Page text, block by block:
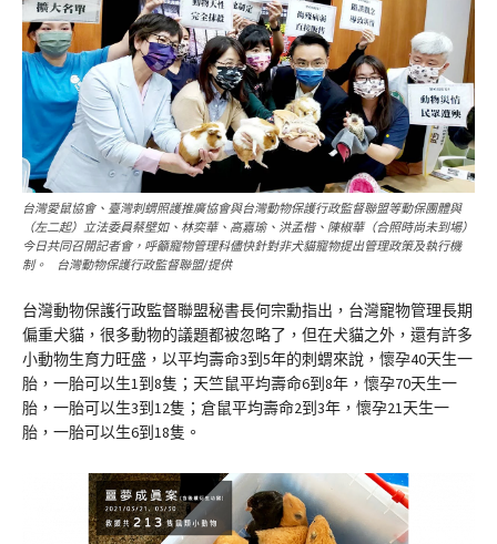
台灣愛鼠協會、臺灣刺蝟照護推廣協會與台灣動物保護行政監督聯盟等動保團體與
（左二起）立法委員蔡壁如、林奕華、高嘉瑜、洪孟楷、陳椒華（合照時尚未到場）
今日共同召開記者會，呼籲寵物管理科儘快針對非犬貓寵物提出管理政策及執行機
制。 台灣動物保護行政監督聯盟/提供
台灣動物保護行政監督聯盟秘書長何宗勳指出，台灣寵物管理長期
偏重犬貓，很多動物的議題都被忽略了，但在犬貓之外，還有許多
小動物生育力旺盛，以平均壽命3到5年的刺蝟來說，懷孕40天生一
胎，一胎可以生1到8隻；天竺鼠平均壽命6到8年，懷孕70天生一
胎，一胎可以生3到12隻；倉鼠平均壽命2到3年，懷孕21天生一
胎，一胎可以生6到18隻。